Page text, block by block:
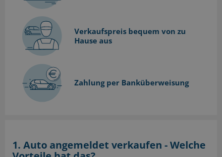
Verkaufspreis bequem von zu
Hause aus
Zahlung per Banküberweisung
1. Auto angemeldet verkaufen - Welche